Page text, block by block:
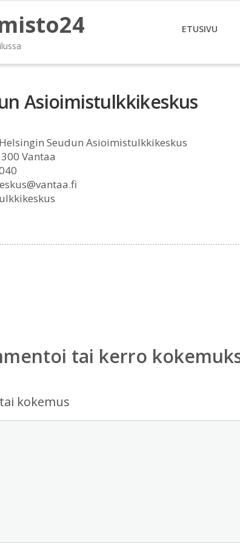
ETUSIVU
Asioimistulkkikeskus
Helsingin Seudun Asioimistulkkikeskus
Vantaa
tai kerro
kokemus